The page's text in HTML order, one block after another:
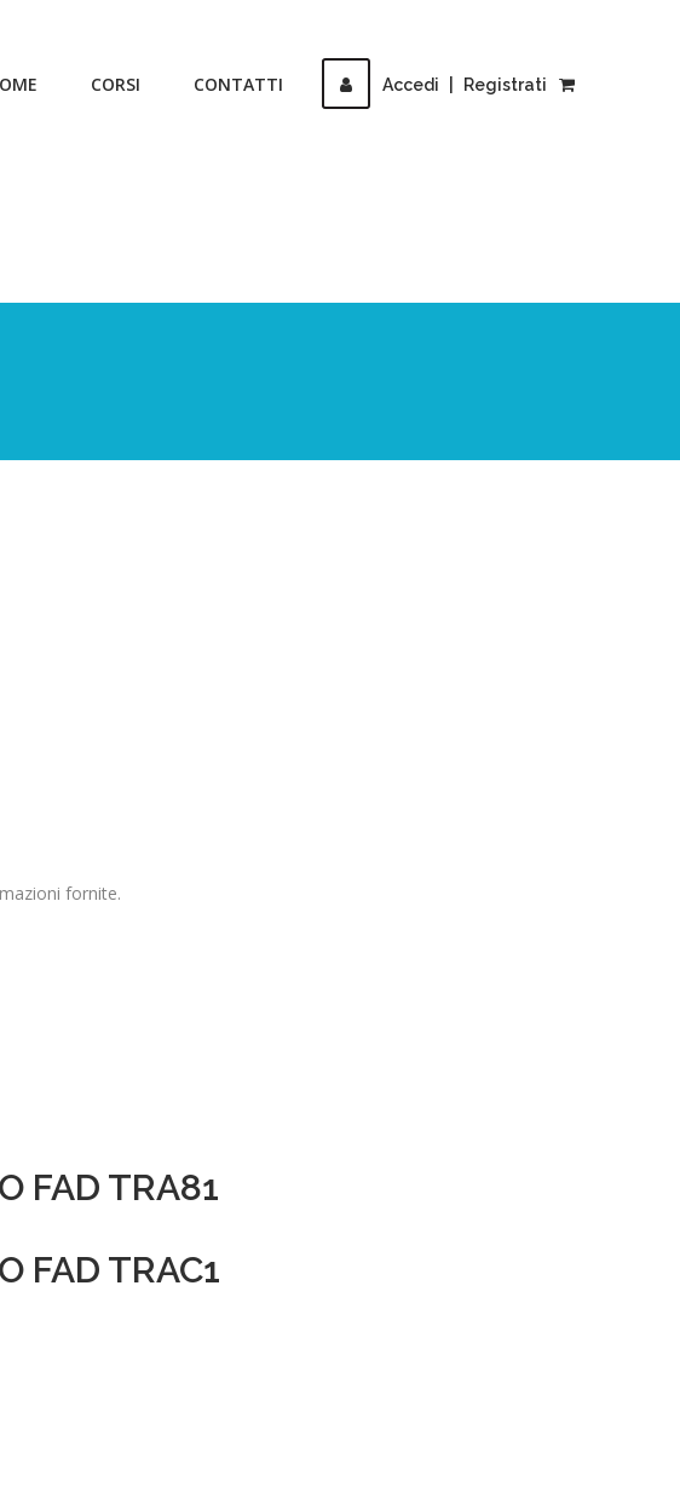
Accedi Registrati
CORSI CONTATTI
fornite.
FAD TRA81
FAD TRAC1